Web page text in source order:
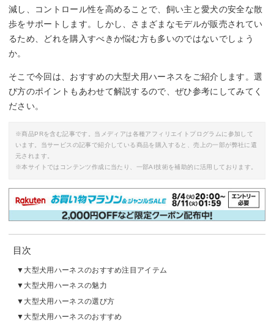
減し、コントロール性を高めることで、飼い主と愛犬の安全な散
歩をサポートします。しかし、さまざまなモデルが販売されてい
るため、どれを購入すべきか悩む方も多いのではないでしょう
か。
そこで今回は、おすすめの大型犬用ハーネスをご紹介します。選
び方のポイントもあわせて解説するので、ぜひ参考にしてみてく
ださい。
※商品PRを含む記事です。当メディアは各種アフィリエイトプログラムに参加して
います。当サービスの記事で紹介している商品を購入すると、売上の一部が弊社に還
元されます。
※本サイトではコンテンツ作成に当たり、一部AI技術を補助的に活用しております。
目次
大型犬用ハーネスのおすすめ注目アイテム
大型犬用ハーネスの魅力
大型犬用ハーネスの選び方
大型犬用ハーネスのおすすめ